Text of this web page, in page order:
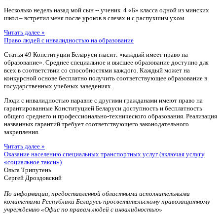
Несколько недель назад мой сын -- ученик 4 «Б» класса одной из минских
школ – встретил меня после уроков в слезах и с распухшим ухом.
Читать далее »
Право людей с инвалидностью на образование
Статья 49 Конституции Беларуси гласит: «каждый имеет право на
образование». Среднее специальное и высшее образование доступно для
всех в соответствии со способностями каждого. Каждый может на
конкурсной основе бесплатно получить соответствующее образование в
государственных учебных заведениях.
Люди с инвалидностью наравне с другими гражданами имеют право на
гарантированные Конституцией Беларуси доступность и бесплатность
общего среднего и профессионально-технического образования. Реализация
названных гарантий требует соответствующего законодательного
закрепления.
Читать далее »
Оказание населению специальных транспортных услуг (включая услугу
«социальное такси»)
Ольга Трипутень
Сергей Дроздовский
По информации, предоставленной областными исполнительными
комитетами Республики Беларусь просветительскому правозащитному
учреждению «Офис по правам людей с инвалидностью»